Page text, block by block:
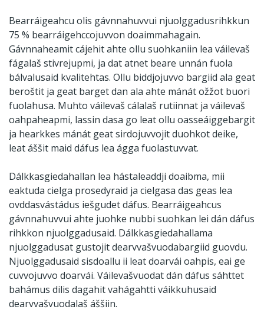
Bearráigeahcu olis gávnnahuvvui njuolggadusrihkkun
75 % bearráigehccojuvvon doaimmahagain.
Gávnnaheamit cájehit ahte ollu suohkaniin lea váilevaš
fágalaš stivrejupmi, ja dat atnet beare unnán fuola
bálvalusaid kvalitehtas. Ollu biddjojuvvo bargiid ala geat
beroštit ja geat barget dan ala ahte mánát ožžot buori
fuolahusa. Muhto váilevaš cálalaš rutiinnat ja váilevaš
oahpaheapmi, lassin dasa go leat ollu oasseáiggebargit
ja hearkkes mánát geat sirdojuvvojit duohkot deike,
leat áššit maid dáfus lea ágga fuolastuvvat.
Dálkkasgiedahallan lea hástaleaddji doaibma, mii
eaktuda cielga prosedyraid ja cielgasa das geas lea
ovddasvástádus iešgudet dáfus. Bearráigeahcus
gávnnahuvvui ahte juohke nubbi suohkan lei dán dáfus
rihkkon njuolggadusaid. Dálkkasgiedahallama
njuolggadusat gustojit dearvvašvuodabargiid guovdu.
Njuolggadusaid sisdoallu ii leat doarvái oahpis, eai ge
cuvvojuvvo doarvái. Váilevašvuodat dán dáfus sáhttet
bahámus dilis dagahit vahágahtti váikkuhusaid
dearvvašvuodalaš áššiin.